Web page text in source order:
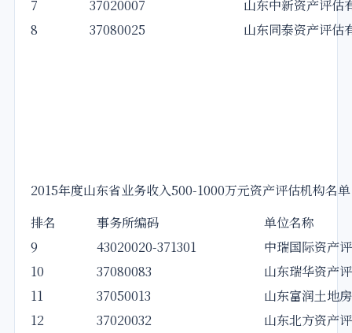
7
37020007
山东中新资产评估
8
37080025 山东同泰资产评估
2015年度山东省业务收入500-1000万元资产评估机构名单
排名
事务所编码
单位名称
9
43020020-371301
中瑞国际资产
10
37080083
山东瑞华资产
11
37050013
山东富润土地
12
37020032
山东北方资产